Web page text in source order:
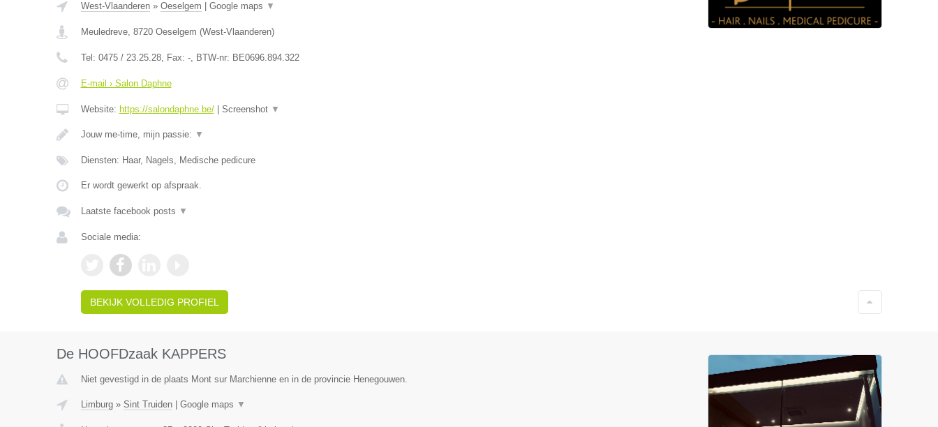
West-Vlaanderen» Oeselgem Google maps ▼
Meuledreve, 8720 Oeselgem (West-Vlaanderen)
Tel: 0475 / 23.25.28, Fax: -, BTW-nr: BE0696.894.322
E-mail › Salon Daphne
Website: https://salondaphne.be/| Screenshot ▼
Jouw me-time, mijn passie: ▼
Diensten: Haar, Nagels, Medische pedicure
Er wordt gewerkt op afspraak.
Laatste facebook posts ▼
Sociale media:
BEKIJK VOLLEDIG PROFIEL
De HOOFDzaak KAPPERS
Niet gevestigd in de plaats Mont sur Marchienne en in de provincie Henegouwen.
Limburg» Sint Truiden| Google maps ▼